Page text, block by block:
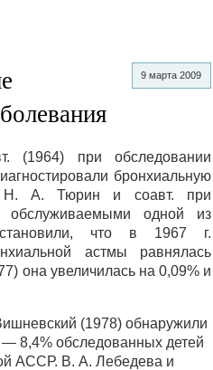
9 марта 2009
при обследовании
бронхиальную
Н. А. Тюрин и соавт. при
обслуживаемыми одной из
что в 1967 г.
астмы равнялась
она увеличилась на 0,09% и
(1978) обнаружили
8,4% обследованных детей
АССР. В. А. Лебедева и